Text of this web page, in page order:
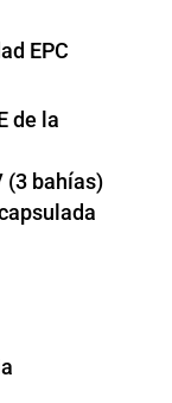
EPC
de la
(3 bahías)